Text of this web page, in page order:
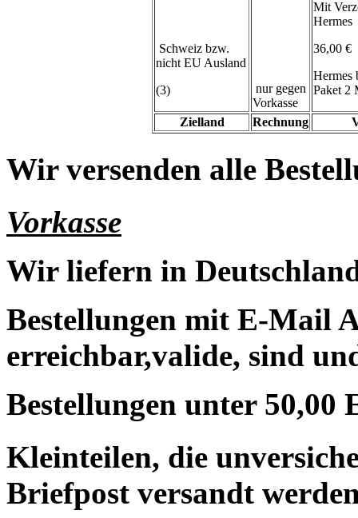
Zielland Rechnung
Schweiz bzw.
nicht EU Ausland
(3)
nur gegen
Vorkasse
Mit
Hermes
36,00 €
Hermes
Paket 2
Wir versenden alle
Vorkasse
Wir liefern in
Bestellungen mit E-Mail
erreichbar,valide, sind
Bestellungen unter 50,00
Kleinteilen, die
Briefpost versandt